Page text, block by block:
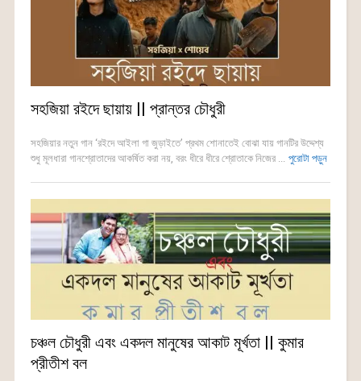
সহজিয়া রইদে ছায়ায় || প্রান্তর চৌধুরী
সহজিয়ার নতুন গান ‘রইদে আইলা গা জুড়াইতে’ প্রথম শোনাতেই বোঝা যায় গানটির উদ্দেশ্য
শুধু মূলধারা গানশ্রোতাদের আকর্ষিত করা নয়, বরং ধীরে ধীরে শ্রোতাকে নিজের ... পুরোটা পড়ুন
চঞ্চল চৌধুরী এবং একদল মানুষের আকাট মূর্খতা || কুমার
প্রীতীশ বল